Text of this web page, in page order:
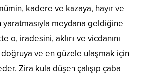
kadere ve kazaya, hayır ve
yaratmasıyla meydana geldiğine
o, iradesini, aklını ve vicdanını
doğruya ve en güzele ulaşmak için
Zira kula düşen çalışıp çaba